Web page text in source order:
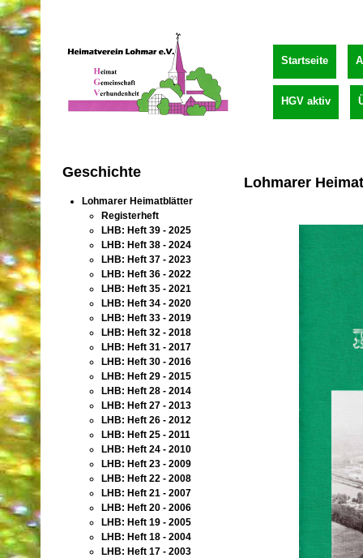
Startseite
HGV aktiv
Geschichte
Lohmarer Heimatblätter
Registerheft
LHB: Heft 39 - 2025
LHB: Heft 38 - 2024
LHB: Heft 37 - 2023
LHB: Heft 36 - 2022
LHB: Heft 35 - 2021
LHB: Heft 34 - 2020
LHB: Heft 33 - 2019
LHB: Heft 32 - 2018
LHB: Heft 31 - 2017
LHB: Heft 30 - 2016
LHB: Heft 29 - 2015
LHB: Heft 28 - 2014
LHB: Heft 27 - 2013
LHB: Heft 26 - 2012
LHB: Heft 25 - 2011
LHB: Heft 24 - 2010
LHB: Heft 23 - 2009
LHB: Heft 22 - 2008
LHB: Heft 21 - 2007
LHB: Heft 20 - 2006
LHB: Heft 19 - 2005
LHB: Heft 18 - 2004
LHB: Heft 17 - 2003
Lohmarer